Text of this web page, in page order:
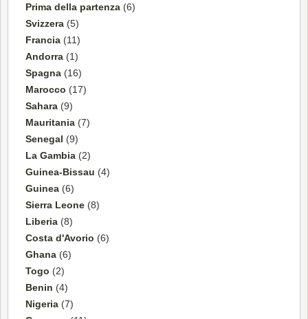
Prima della partenza (6)
Svizzera (5)
Francia (11)
Andorra (1)
Spagna (16)
Marocco (17)
Sahara (9)
Mauritania (7)
Senegal (9)
La Gambia (2)
Guinea-Bissau (4)
Guinea (6)
Sierra Leone (8)
Liberia (8)
Costa d'Avorio (6)
Ghana (6)
Togo (2)
Benin (4)
Nigeria (7)